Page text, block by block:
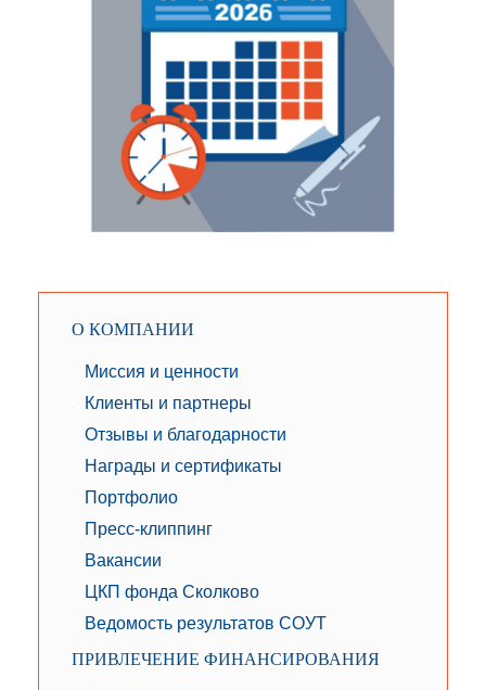
О КОМПАНИИ
Миссия и ценности
Клиенты и партнеры
Отзывы и благодарности
Награды и сертификаты
Портфолио
Пресс-клиппинг
Вакансии
ЦКП фонда Сколково
Ведомость результатов СОУТ
ПРИВЛЕЧЕНИЕ ФИНАНСИРОВАНИЯ